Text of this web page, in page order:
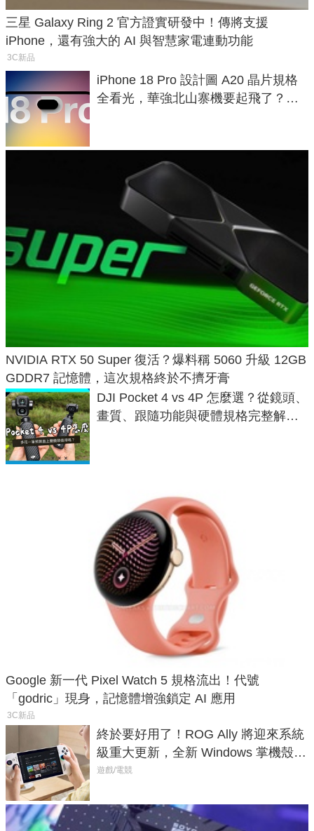
三星 Galaxy Ring 2 官方證實研發中！傳將支援
iPhone，還有強大的 AI 與智慧家電連動功能
3C新品
iPhone 18 Pro 設計圖 A20 晶片規格
全看光，華強北山寨機要起飛了？專
NVIDIA RTX 50 Super 復活？爆料稱 5060 升級 12GB
GDDR7 記憶體，這次規格終於不擠牙膏
DJI Pocket 4 vs 4P 怎麼選？從鏡頭、
畫質、跟隨功能與硬體規格完整解
Google 新一代 Pixel Watch 5 規格流出！代號
「godric」現身，記憶體增強鎖定 AI 應用
3C新品
終於要好用了！ROG Ally 將迎來系統
級重大更新，全新 Windows 掌機殼模
式讓操作就像 Xbox 一樣順暢
遊戲/電競